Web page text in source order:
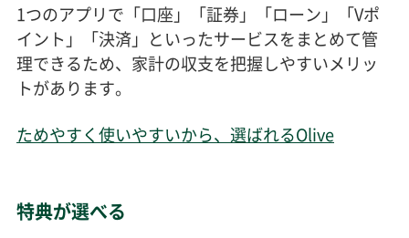
1つのアプリで「口座」「証券」「ローン」「Vポ
イント」「決済」といったサービスをまとめて管
理できるため、家計の収支を把握しやすいメリッ
トがあります。
ためやすく使いやすいから、選ばれるOlive
特典が選べる